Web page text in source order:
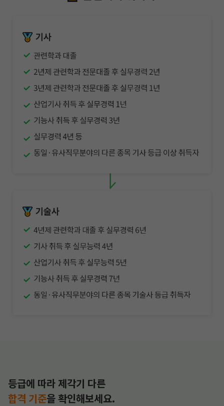
등급에 따라 제각기 다른
합격 기준을확인해보세요.